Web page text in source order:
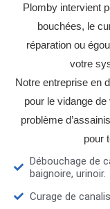
Plomby intervient
bouchées, le
réparation ou
votre
Notre entreprise en
pour le vidange
problème
pour
Débouchage de
baignoire, urinoir.
Curage de